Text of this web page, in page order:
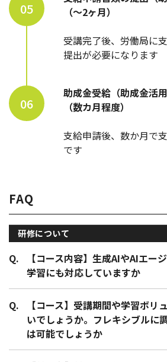
05
（～2ヶ月）
受講完了後、労働局に
提出が必要になります
06
助成金受給（助成金活用
（数カ月程度）
支給申請後、数か月で
です
FAQ
研修について
Q.
【コース内容】生成AIやAIエー
学習にも対応していますか
Q.
【コース】受講期間や学習ボリ
いでしょうか。フレキシブルに
は可能でしょうか